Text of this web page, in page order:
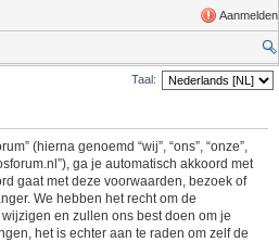
Aanmelden
Taal:
(hierna genoemd “wij”, “ons”, “onze”,
ga je automatisch akkoord met
gaat met deze voorwaarden, bezoek of
We hebben het recht om de
en zullen ons best doen om je
het is echter aan te raden om zelf de